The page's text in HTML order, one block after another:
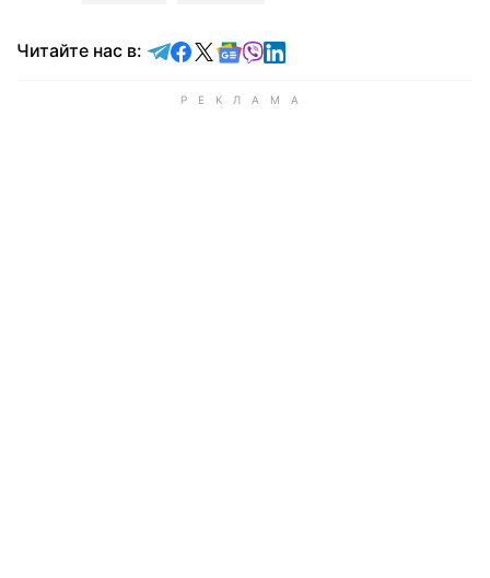
Читайте нас в: Читайте в Telegram
Читайте в Facebook
Читайте в X
Читайте в Google news
Читайте в Viber
Читайте в LinkedIn